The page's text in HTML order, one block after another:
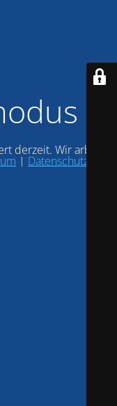
derzeit. Wir arbeiten
| Datenschutz